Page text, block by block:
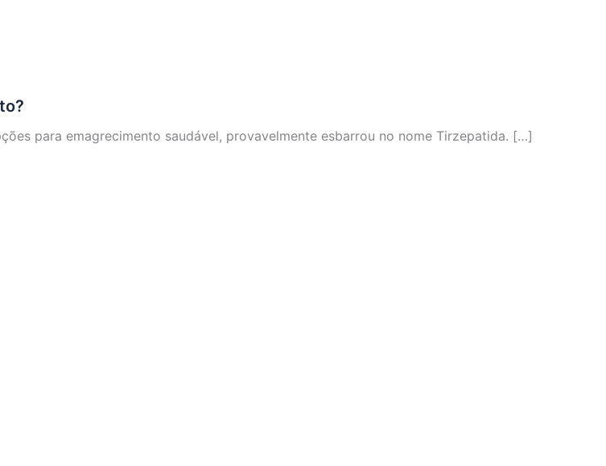
para emagrecimento saudável, provavelmente esbarrou no nome Tirzepatida. […]